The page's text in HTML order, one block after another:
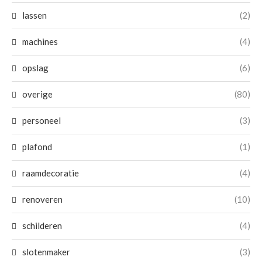
lassen (2)
machines (4)
opslag (6)
overige (80)
personeel (3)
plafond (1)
raamdecoratie (4)
renoveren (10)
schilderen (4)
slotenmaker (3)